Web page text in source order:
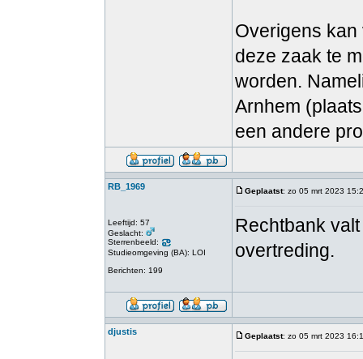
Overigens
deze zaak te
worden.
Arnhem
een andere
RB_1969
Leeftijd: 57
Geslacht:
Sterrenbeeld:
Studieomgeving (BA): LOI
Berichten: 199
Geplaatst: zo 05 mrt 2023
Rechtbank
overtreding.
djustis Geplaatst: zo 05 mrt 2023